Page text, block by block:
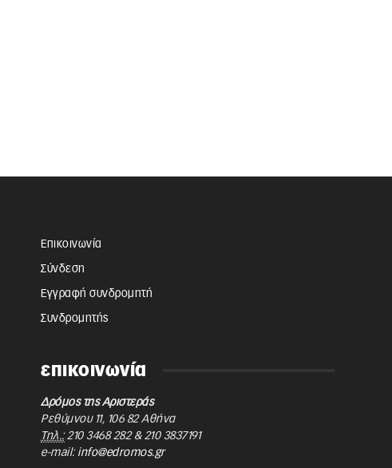
Επικοινωνία
Σύνδεση
Εγγραφή συνδρομητή
Συνδρομητής
επικοινωνία
Δρόμος της Αριστεράς
Ρεθύμνου 11, 106 82 Αθήνα
Τηλ.: 210 3468 282& 210 3837191
e-mail: info@edromos.gr